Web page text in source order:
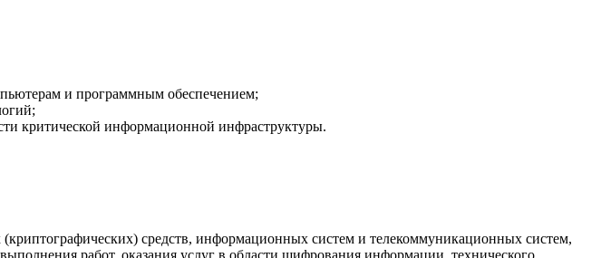
и программным обеспечением;
критической информационной инфраструктуры.
средств, информационных систем и телекоммуникационных систем,
работ, оказания услуг в области шифрования информации, технического